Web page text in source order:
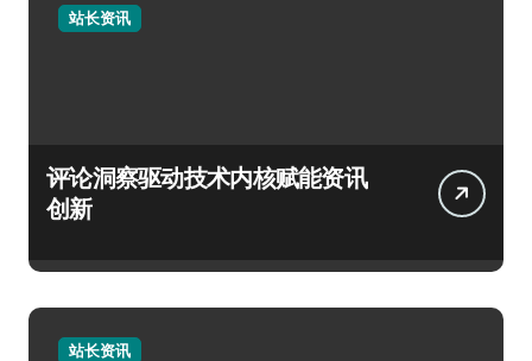
站长资讯
评论洞察驱动技术内核赋能资讯
创新
站长资讯